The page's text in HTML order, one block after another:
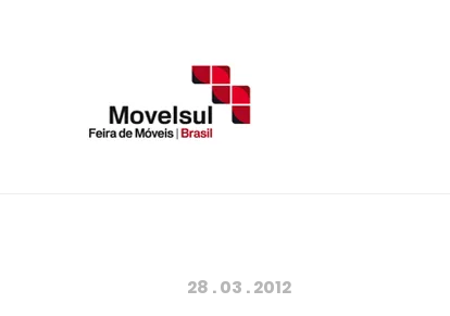
28 .03 .2012